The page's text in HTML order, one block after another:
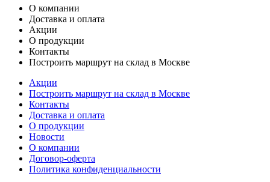
О компании
Доставка и оплата
Акции
О продукции
Контакты
Построить маршрут на склад в Москве
Акции
Построить маршрут на склад в Москве
Контакты
Доставка и оплата
О продукции
Новости
О компании
Договор-оферта
Политика конфиденциальности